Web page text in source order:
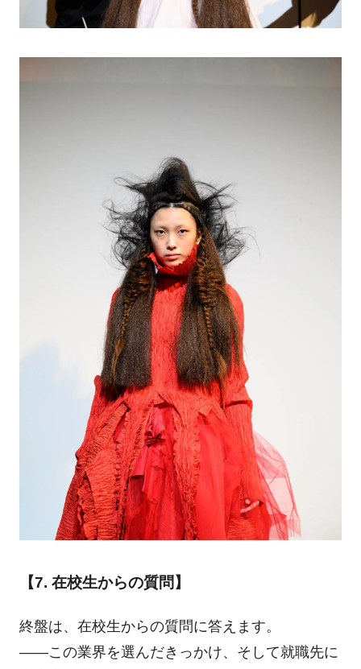
【7. 在校生からの質問】
終盤は、在校生からの質問に答えます。
――この業界を選んだきっかけ、そして就職先に